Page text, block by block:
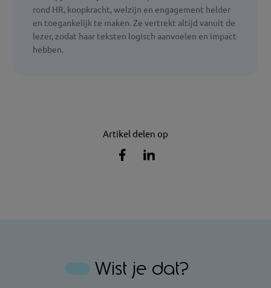
rond HR, koopkracht, welzijn en engagement helder
en toegankelijk te maken. Ze vertrekt altijd vanuit de
lezer, zodat haar teksten logisch aanvoelen en impact
hebben.
Artikel delen op
Artikel
Artikel
Wist je dat?